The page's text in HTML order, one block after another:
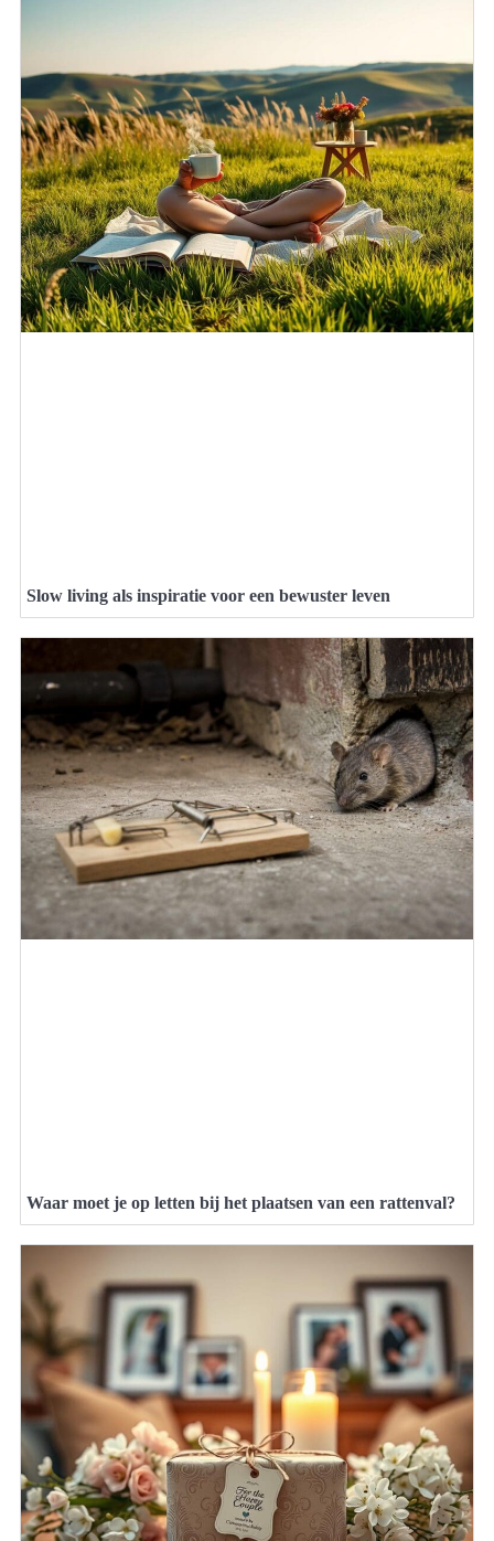
Slow living als inspiratie voor een bewuster leven
Waar moet je op letten bij het plaatsen van een rattenval?